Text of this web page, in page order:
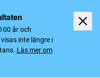
år och
inte längre i
Läs mer om